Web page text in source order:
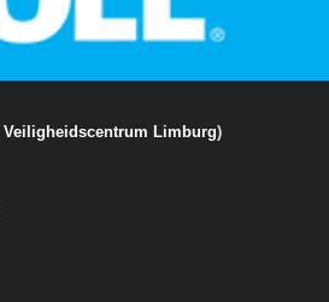
Veiligheidscentrum Limburg)